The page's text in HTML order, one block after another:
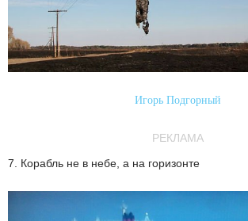
Игорь Подгорный
РЕКЛАМА
7. Корабль не в небе, а на горизонте